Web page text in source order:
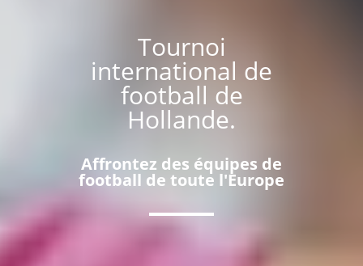
Tournoi
international de
football de
Hollande.
Affrontez des équipes de
football de toute l'Europe